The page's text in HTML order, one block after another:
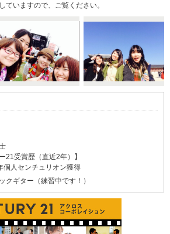
ていますので、ご覧ください。
21受賞歴（直近2年）】
個人センチュリオン獲得
クギター（練習中です！）